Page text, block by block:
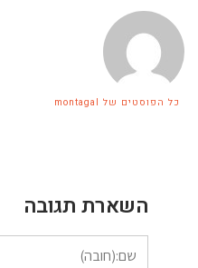
כל הפוסטים של montagal
השארת תגובה